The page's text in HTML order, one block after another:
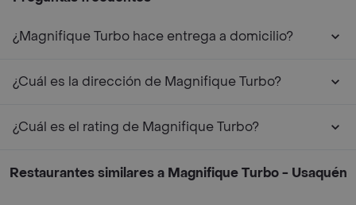
¿Magnifique Turbo hace entrega a domicilio?
¿Cuál es la dirección de Magnifique Turbo?
¿Cuál es el rating de Magnifique Turbo?
Restaurantes similares a Magnifique Turbo - Usaquén